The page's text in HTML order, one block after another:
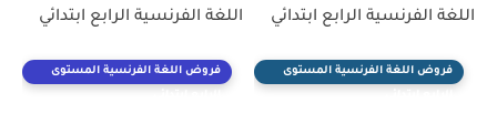
اللغة الفرنسية الرابع ابتدائي
اللغة الفرنسية الرابع ابتدائي
فروض اللغة الفرنسية المستوى
فروض اللغة الفرنسية المستوى